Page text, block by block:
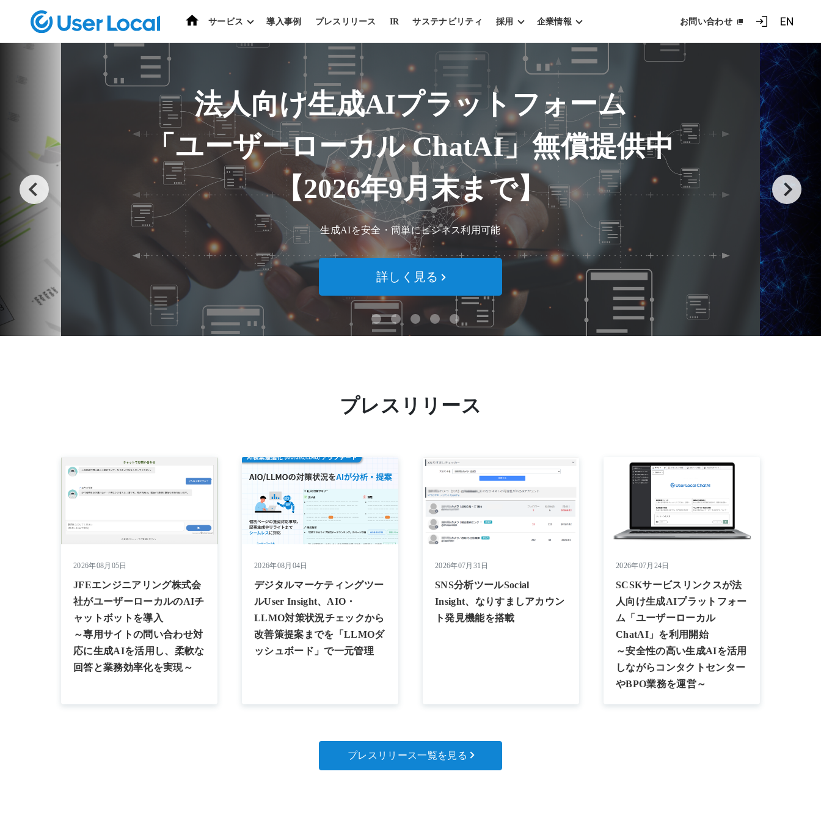
ホーム
サービス 導入事例 プレスリリース IR サステナビリティ 採用 企業情報 お問い合わせ ログイン
法人向け生成AIプラットフォーム
「ユーザーローカル ChatAI」無償提供中
【2026年9月末まで】
生成AIを安全・簡単にビジネス利用可能
詳しく見る
プレスリリース
2026年08月05日
JFEエンジニアリング株式会
社がユーザーローカルのAIチ
ャットボットを導入
～専用サイトの問い合わせ対
応に生成AIを活用し、柔軟な
回答と業務効率化を実現～
2026年08月04日
デジタルマーケティングツー
ルUser Insight、AIO・
LLMO対策状況チェックから
改善策提案までを「LLMOダ
ッシュボード」で一元管理
2026年07月31日
SNS分析ツールSocial
Insight、なりすましアカウン
ト発見機能を搭載
2026年07月24日
SCSKサービスリンクスが法
人向け生成AIプラットフォー
ム「ユーザーローカル
ChatAI」を利用開始
～安全性の高い生成AIを活用
しながらコンタクトセンター
やBPO業務を運営～
プレスリリース一覧を見る